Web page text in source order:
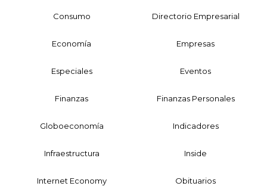
Consumo Directorio Empresarial
Economía Empresas
Especiales Eventos
Finanzas Finanzas Personales
Globoeconomía Indicadores
Infraestructura Inside
Internet Economy Obituarios